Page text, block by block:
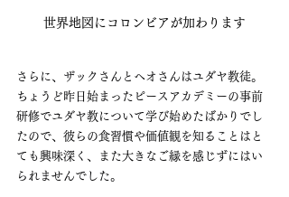
世界地図にコロンビアが加わります
さらに、ザックさんとヘオさんはユダヤ教徒。
ちょうど昨日始まったピースアカデミーの事前
研修でユダヤ教について学び始めたばかりでし
たので、彼らの食習慣や価値観を知ることはと
ても興味深く、また大きなご縁を感じずにはい
られませんでした。